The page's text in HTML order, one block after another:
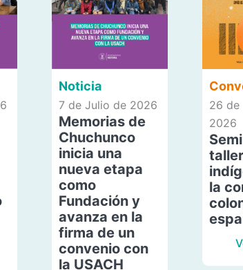
Noticia
7 de Julio de 2026
Memorias de
Chuchunco
inicia una
nueva etapa
como
Fundación y
avanza en la
firma de un
convenio con
la USACH
26 de
2026
la